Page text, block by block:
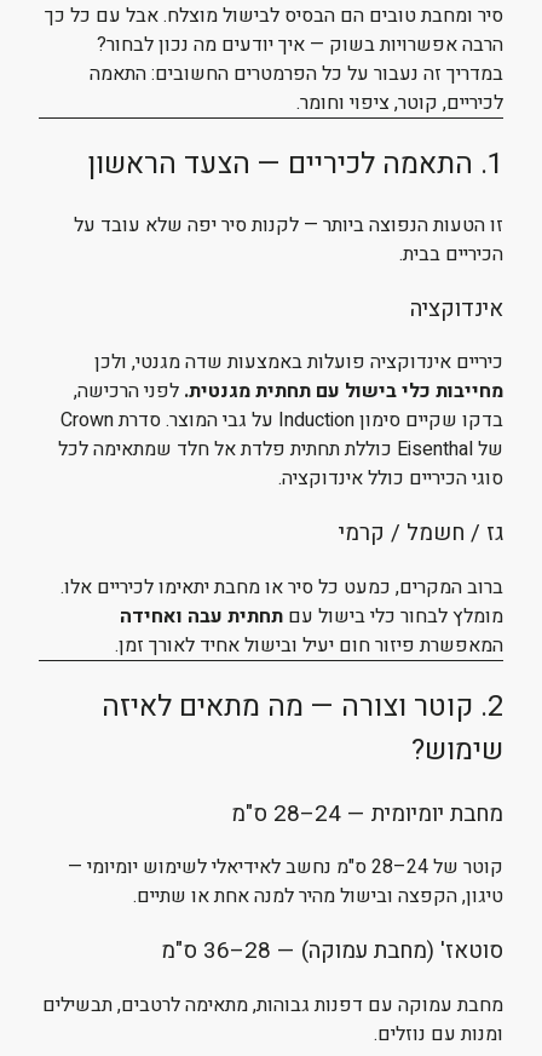
סיר ומחבת טובים הם הבסיס לבישול מוצלח. אבל עם כל כך
הרבה אפשרויות בשוק — איך יודעים מה נכון לבחור?
במדריך זה נעבור על כל הפרמטרים החשובים: התאמה
לכיריים, קוטר, ציפוי וחומר.
1. התאמה לכיריים — הצעד הראשון
זו הטעות הנפוצה ביותר — לקנות סיר יפה שלא עובד על
הכיריים בבית.
אינדוקציה
כיריים אינדוקציה פועלות באמצעות שדה מגנטי, ולכן
מחייבות כלי בישול עם תחתית מגנטית. לפני הרכישה,
בדקו שקיים סימון Induction על גבי המוצר. סדרת Crown
של Eisenthal כוללת תחתית פלדת אל חלד שמתאימה לכל
סוגי הכיריים כולל אינדוקציה.
גז / חשמל / קרמי
ברוב המקרים, כמעט כל סיר או מחבת יתאימו לכיריים אלו.
מומלץ לבחור כלי בישול עם תחתית עבה ואחידה
המאפשרת פיזור חום יעיל ובישול אחיד לאורך זמן.
2. קוטר וצורה — מה מתאים לאיזה
שימוש?
מחבת יומיומית — 24–28 ס"מ
קוטר של 24–28 ס"מ נחשב לאידיאלי לשימוש יומיומי —
טיגון, הקפצה ובישול מהיר למנה אחת או שתיים.
סוטאז' (מחבת עמוקה) — 28–36 ס"מ
מחבת עמוקה עם דפנות גבוהות, מתאימה לרטבים, תבשילים
ומנות עם נוזלים.